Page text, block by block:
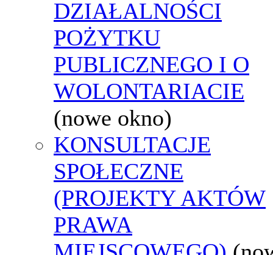
DZIAŁALNOŚCI
POŻYTKU
PUBLICZNEGO I O
WOLONTARIACIE
(nowe okno)
KONSULTACJE
SPOŁECZNE
(PROJEKTY AKTÓW
PRAWA